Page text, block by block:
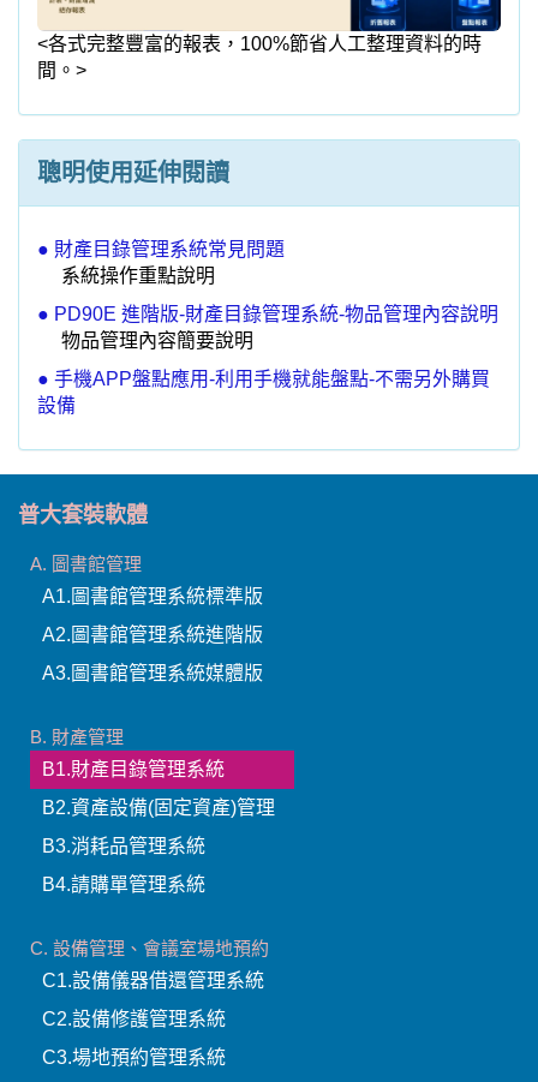
系統操作重點說明
● PD90E 進階版-財產目錄管理系統-物品管理內容說明
物品管理內容簡要說明
● 手機APP盤點應用-利用手機就能盤點-不需另外購買
設備
普大套裝軟體
A. 圖書館管理
A1.圖書館管理系統標準版
A2.圖書館管理系統進階版
A3.圖書館管理系統媒體版
B. 財產管理
B1.財產目錄管理系統
B3.消耗品管理系統
B4.請購單管理系統
C. 設備管理、會議室場地預約
C2.設備修護管理系統
C3.場地預約管理系統
D. 客戶關係管理
D1.客戶關係管理-精簡版
D3.客戶關係管理-進階版
D4.捐款/會費收據管理系統
E. 商用軟體